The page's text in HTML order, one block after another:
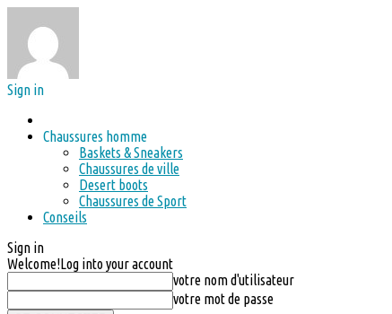
Sign in
Chaussures homme
Baskets & Sneakers
Chaussures de ville
Desert boots
Chaussures de Sport
Conseils
Sign in
Welcome!Log into your account
votre nom d'utilisateur
votre mot de passe